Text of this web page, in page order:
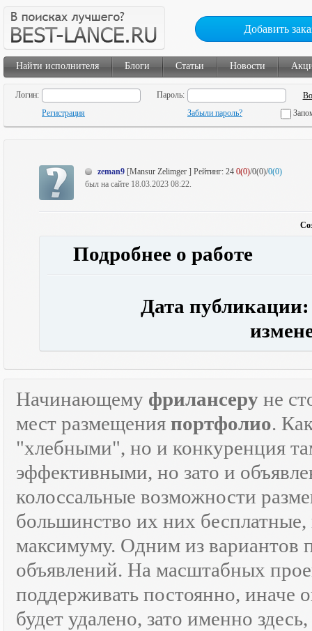
Добавить
Найти исполнителя Блоги Статьи Новости
Логин:
Пароль:
Регистрация
Забыли пароль?
zeman9 [Mansur Zelimger ] Рейтинг: 24 0(0)/0(0)/0(0)
был на сайте 18.03.2023 08:22.
Подробнее о работе
Дата публикации:
Начинающему фрилансеру не
мест размещения портфолио.
"хлебными", но и конкуренция
эффективными, но зато и
колоссальные возможности
большинство их них
максимуму. Одним из вариантов
объявлений. На масштабных
поддерживать постоянно, иначе
будет удалено, зато именно